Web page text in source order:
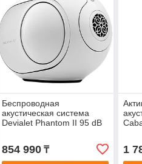
Беспроводная
акустическая система
Devialet Phantom II 95 dB
854 990₸ 1